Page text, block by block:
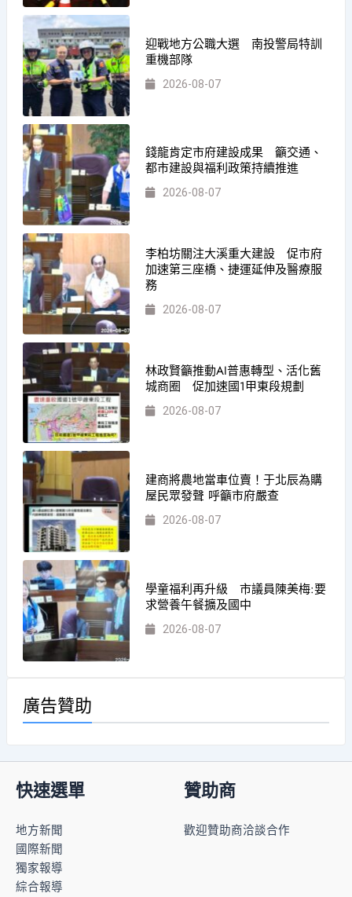
迎戰地方公職大選 南投警局特訓
重機部隊
2026-08-07
錢龍肯定市府建設成果 籲交通、
都市建設與福利政策持續推進
2026-08-07
李柏坊關注大溪重大建設 促市府
加速第三座橋、捷運延伸及醫療服
務
2026-08-07
林政賢籲推動AI普惠轉型、活化舊
城商圈 促加速國1甲東段規劃
2026-08-07
建商將農地當車位賣！于北辰為購
屋民眾發聲 呼籲市府嚴查
2026-08-07
學童福利再升級 市議員陳美梅:要
求營養午餐擴及國中
2026-08-07
廣告贊助
快速選單
地方新聞
國際新聞
獨家報導
綜合報導
贊助商
歡迎贊助商洽談合作